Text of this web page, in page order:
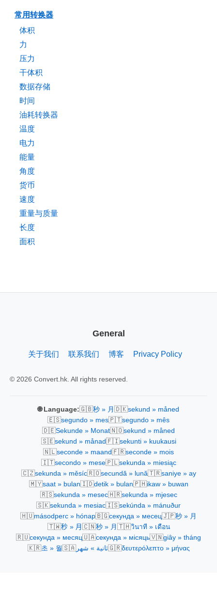
常用转换器
体积
力
压力
干体积
数据存储
时间
油耗转换器
温度
电力
能量
角度
货币
速度
重量与质量
长度
面积
General
关于我们 联系我们 博客 Privacy Policy
© 2026 Convert.hk. All rights reserved.
🌐 Language:🇬🇧秒 » 月 🇩🇰sekund » måned
🇪🇸segundo » mes🇵🇹segundo » mês
🇩🇪Sekunde » Monat🇳🇴sekund » måned
🇸🇪sekund » månad🇫🇮sekunti » kuukausi
🇳🇱seconde » maand🇫🇷seconde » mois
🇮🇹secondo » mese🇵🇱sekunda » miesiąc
🇨🇿sekunda » měsíc🇷🇴secundă » lună🇹🇷saniye » ay
🇲🇾saat » bulan🇮🇩detik » bulan🇵🇭ikaw » buwan
🇷🇸sekunda » mesec🇭🇷sekunda » mjesec
🇸🇰sekunda » mesiac🇮🇸sekúnda » mánuður
🇭🇺másodperc » hónap🇧🇬секунда » месец🇯🇵秒 » 月
🇹🇼秒 » 月 🇨🇳秒 » 月 🇹🇭วินาที » เดือน
🇷🇺секунда » месяц🇺🇦секунда » місяць🇻🇳giây » tháng
🇰🇷초 » 월🇸🇦ثانية » شهر🇬🇷δευτερόλεπτο » μήνας